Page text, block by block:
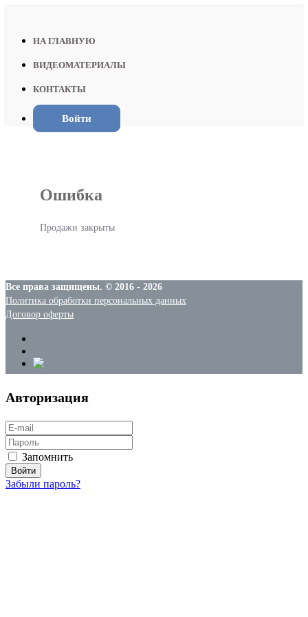
НА ГЛАВНУЮ
ВИДЕОМАТЕРИАЛЫ
КОНТАКТЫ
Войти
Ошибка
Продажи закрыты
Все права защищены. © 2016 - 2026
Политика обработки персональных данных
Договор оферты
Авторизация
Запомнить
Забыли пароль?